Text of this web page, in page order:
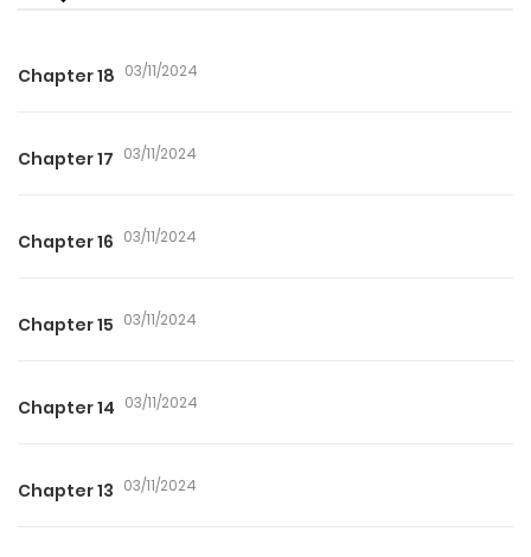
Chapter 18 03/11/2024
Chapter 17 03/11/2024
Chapter 16 03/11/2024
Chapter 15 03/11/2024
Chapter 14 03/11/2024
Chapter 13 03/11/2024